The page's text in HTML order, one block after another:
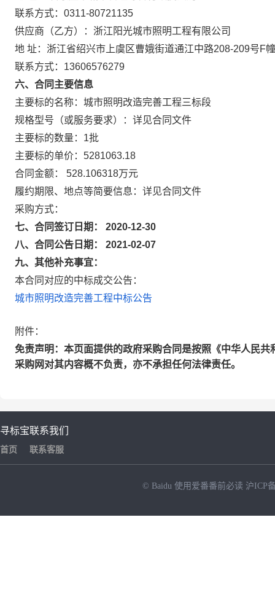
联系方式：0311-80721135
供应商（乙方）：浙江阳光城市照明工程有限公司
地 址：浙江省绍兴市上虞区曹娥街道通江中路208-209号F
联系方式：13606576279
六、合同主要信息
主要标的名称：城市照明改造完善工程三标段
规格型号（或服务要求）：详见合同文件
主要标的数量：1批
主要标的单价：5281063.18
合同金额： 528.106318万元
履约期限、地点等简要信息：详见合同文件
采购方式：
七、合同签订日期： 2020-12-30
八、合同公告日期： 2021-02-07
九、其他补充事宜：
本合同对应的中标成交公告：
城市照明改造完善工程中标公告
附件：
免责声明：本页面提供的政府采购合同是按照《中华人民
采购网对其内容概不负责，亦不承担任何法律责任。
寻标宝
首页
联系我们
联系客服
© Baidu 使用爱番番前必读 沪ICP